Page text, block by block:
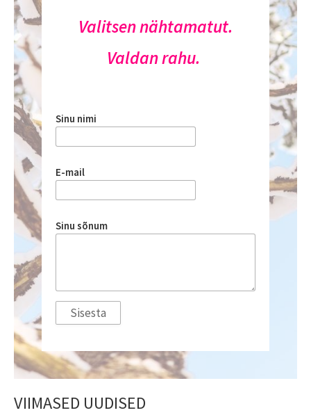
Valitsen nähtamatut.
Valdan rahu.
Sinu nimi
E-mail
Sinu sõnum
VIIMASED UUDISED